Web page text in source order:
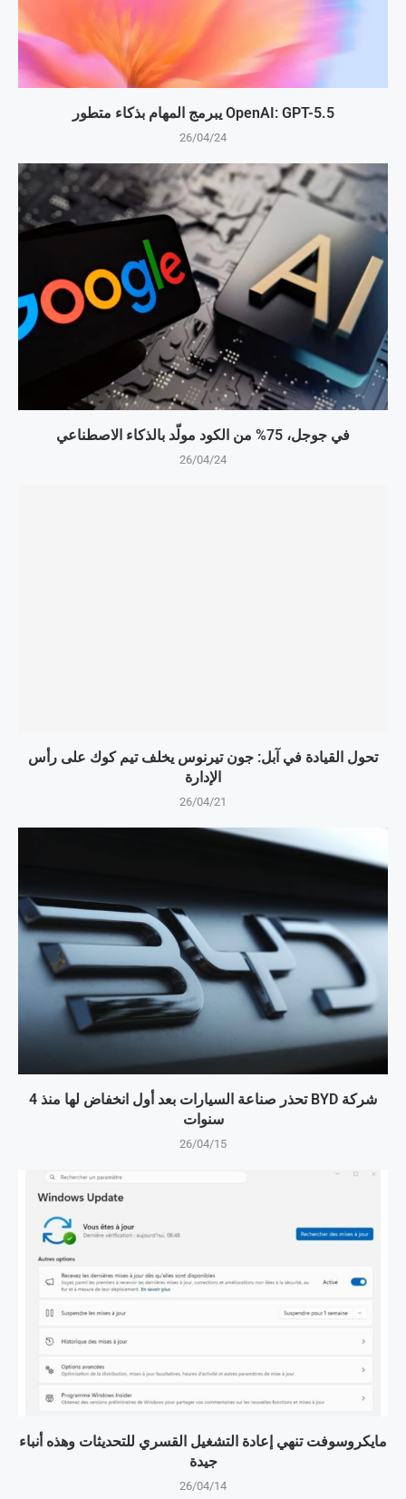
OpenAI: GPT-5.5 يبرمج المهام بذكاء متطور
26/04/24
في جوجل، 75% من الكود مولّد بالذكاء الاصطناعي
26/04/24
تحول القيادة في آبل: جون تيرنوس يخلف تيم كوك على رأس
الإدارة
26/04/21
شركة BYD تحذر صناعة السيارات بعد أول انخفاض لها منذ 4
سنوات
26/04/15
مايكروسوفت تنهي إعادة التشغيل القسري للتحديثات وهذه أنباء
جيدة
26/04/14